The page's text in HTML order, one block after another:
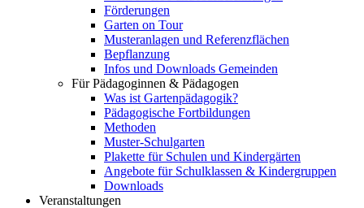
Förderungen
Garten on Tour
Musteranlagen und Referenzflächen
Bepflanzung
Infos und Downloads Gemeinden
Für Pädagoginnen & Pädagogen
Was ist Gartenpädagogik?
Pädagogische Fortbildungen
Methoden
Muster-Schulgarten
Plakette für Schulen und Kindergärten
Angebote für Schulklassen & Kindergruppen
Downloads
Veranstaltungen